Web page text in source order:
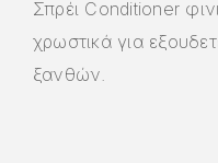
Σπρέι Conditioner
χρωστικά για
ξανθών.